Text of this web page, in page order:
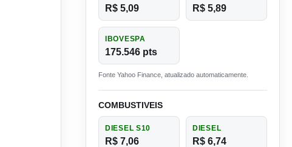
R$ 5,09 R$ 5,89
IBOVESPA
175.546 pts
Fonte Yahoo Finance, atualizado automaticamente.
COMBUSTIVEIS
DIESEL S10
R$ 7,06
DIESEL
R$ 6,74